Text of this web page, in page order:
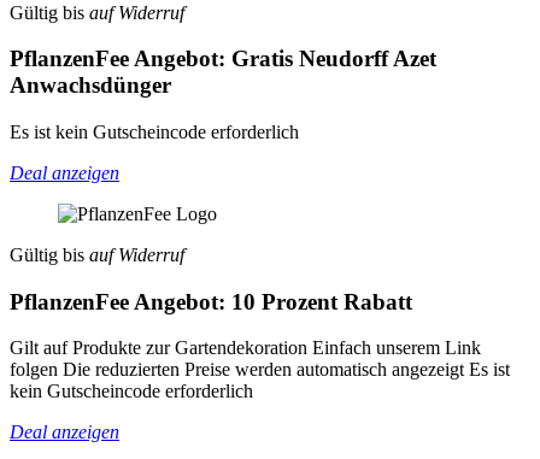
Gültig bis auf Widerruf
PflanzenFee Angebot: Gratis Neudorff Azet
Anwachsdünger
Es ist kein Gutscheincode erforderlich
Deal anzeigen
Gültig bis auf Widerruf
PflanzenFee Angebot: 10 Prozent Rabatt
Gilt auf Produkte zur Gartendekoration Einfach unserem Link
folgen Die reduzierten Preise werden automatisch angezeigt Es ist
kein Gutscheincode erforderlich
Deal anzeigen